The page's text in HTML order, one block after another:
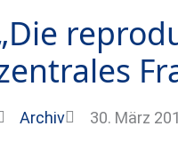
Archiv 30. März